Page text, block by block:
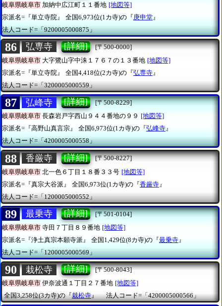
岐阜県岐阜市 加納中広江町１１番地 [地図等]
宗派名=『単立寺院』
全国6,973位(1カ寺)の『 庚申堂 』
法人コード=「9200005000875」
86 弘専寺 [詳細]
[〒500-0000]
岐阜県岐阜市 大字鷺山字中洙１７６７の１３番地 [地図等]
宗派名=『単立寺院』
全国4,418位(2カ寺)の『弘専寺 』
法人コード=「3200005000559」
87 弘峰寺 [詳細]
[〒500-8229]
岐阜県岐阜市 長森岩戸字西山９４４番地の９９ [地図等]
宗派名=『高野山真言宗』
全国6,973位(1カ寺)の『弘峰寺』
法人コード=「4200005000558」
88 香厳寺 [詳細]
[〒500-8227]
岐阜県岐阜市 北一色６丁目１８番３３号 [地図等]
宗派名=『真宗大谷派』
全国6,973位(1カ寺)の『香厳寺 』
法人コード=「1200005000552」
89 最乗寺 [詳細]
[〒501-0104]
岐阜県岐阜市 寺田７丁目８９番地 [地図等]
宗派名=『浄土真宗本願寺派』
全国1,429位(8カ寺)の『最乗寺 』
法人コード=「1200005000569」
90 栽松寺 [詳細]
[〒500-8043]
岐阜県岐阜市 伊奈波通１丁目２７番地 [地図等]
全国3,258位(3カ寺)の『栽松寺』 法人コード=「4200005000566」